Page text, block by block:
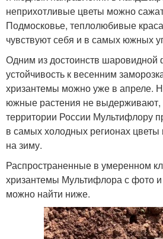
неприхотливые цветы можно
Подмосковье, теплолюбивые
чувствуют себя и в самых южных
Одним из достоинств шаровидной
устойчивость к весенним
хризантемы можно уже в апреле.
южные растения не выдерживают,
территории России Мультифлору
в самых холодных регионах
на зиму.
Распространенные в умеренном
хризантемы Мультифлора с фото
можно найти ниже.